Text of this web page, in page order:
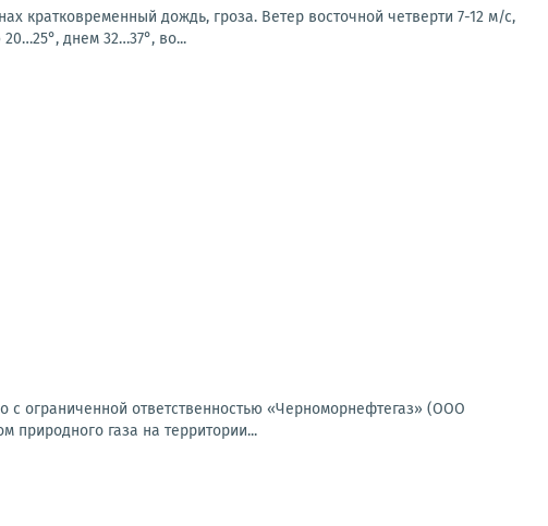
кратковременный дождь, гроза. Ветер восточной четверти 7-12 м/с,
днем 32…37°, во...
с ограниченной ответственностью «Черноморнефтегаз» (ООО
газа на территории...